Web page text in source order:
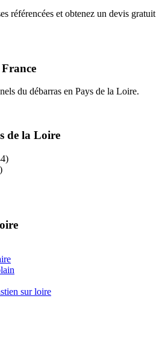
référencées et obtenez un devis gratuit
du débarras en Pays de la Loire.
de la Loire
)
)
sur loire